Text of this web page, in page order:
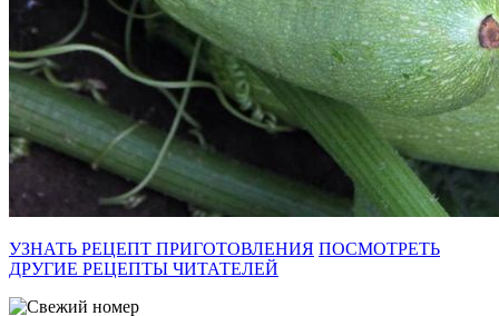
УЗНАТЬ РЕЦЕПТ ПРИГОТОВЛЕНИЯ ПОСМОТРЕТЬ
ДРУГИЕ РЕЦЕПТЫ ЧИТАТЕЛЕЙ